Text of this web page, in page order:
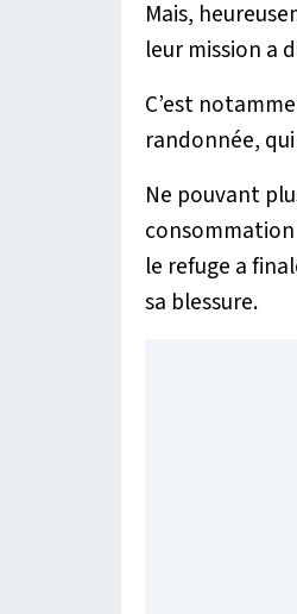
Mais,
leur mission a
C’est
randonnée,
Ne pouvant
le refuge a
sa blessure.